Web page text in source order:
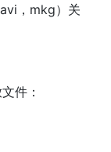
，mkg）关
件：